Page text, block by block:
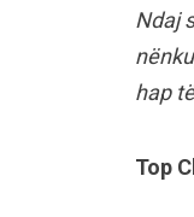
Ndaj
hap
Top